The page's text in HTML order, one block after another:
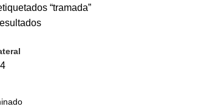
“tramada”